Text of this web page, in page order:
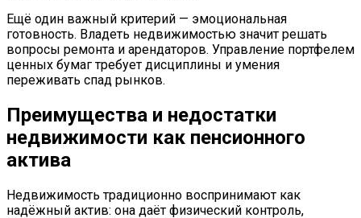
Ещё один важный критерий — эмоциональная
готовность. Владеть недвижимостью значит решать
вопросы ремонта и арендаторов. Управление портфелем
ценных бумаг требует дисциплины и умения
переживать спад рынков.
Преимущества и недостатки
недвижимости как пенсионного
актива
Недвижимость традиционно воспринимают как
надёжный актив: она даёт физический контроль,